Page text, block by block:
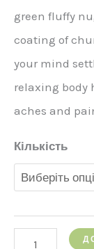
green fluffy
coating of
your mind
relaxing body
aches and
Кількість
кількість